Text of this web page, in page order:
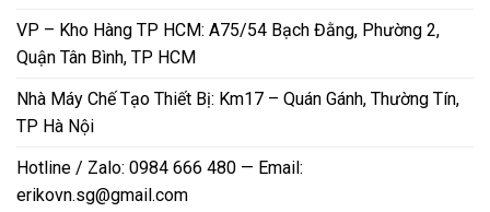
VP – Kho Hàng TP HCM: A75/54 Bạch Đằng, Phường 2,
Quận Tân Bình, TP HCM
Nhà Máy Chế Tạo Thiết Bị: Km17 – Quán Gánh, Thường Tín,
TP Hà Nội
Hotline / Zalo: 0984 666 480 — Email:
erikovn.sg@gmail.com